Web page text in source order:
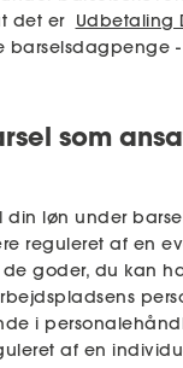
det er Udbetaling
barselsdagpenge -
som
din løn under
reguleret af en
de goder, du kan
i
af en